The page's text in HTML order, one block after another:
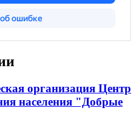
организация Центр
населения "Добрые